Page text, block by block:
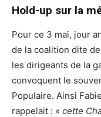
Hold-up sur la
Pour ce 3 mai, jour
de la coalition dite
les dirigeants de la
convoquent le
Populaire. Ainsi
rappelait : « cette